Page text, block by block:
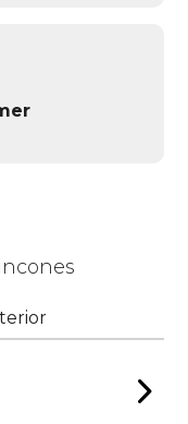
chevron_right